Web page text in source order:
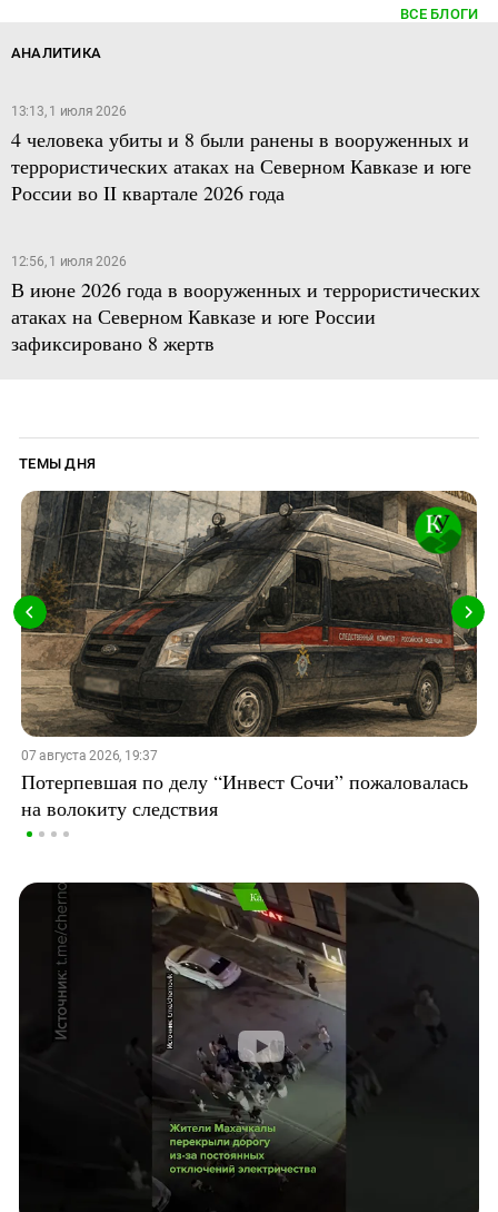
ВСЕ БЛОГИ
АНАЛИТИКА
13:13, 1 июля 2026
4 человека убиты и 8 были ранены в вооруженных и
террористических атаках на Северном Кавказе и юге
России во II квартале 2026 года
12:56, 1 июля 2026
В июне 2026 года в вооруженных и террористических
атаках на Северном Кавказе и юге России
зафиксировано 8 жертв
ТЕМЫ ДНЯ
07 августа 2026, 19:37
Потерпевшая по делу “Инвест Сочи” пожаловалась
на волокиту следствия